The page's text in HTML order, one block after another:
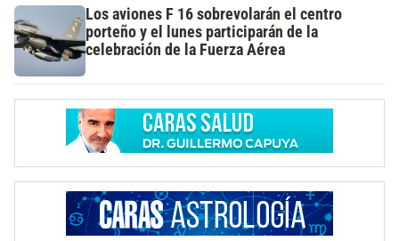
Los aviones F 16 sobrevolarán el centro
porteño y el lunes participarán de la
celebración de la Fuerza Aérea